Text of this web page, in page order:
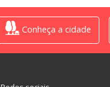
Conheça a cidade